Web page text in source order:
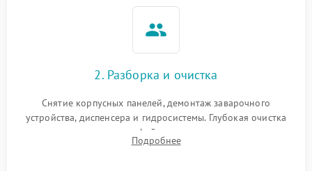
2. Разборка и очистка
Снятие корпусных панелей, демонтаж заварочного
устройства, диспенсера и гидросистемы. Глубокая очистка
внутренних узлов от кофейных масел, жмыха и накипи.
Промывка дренажных каналов и фильтров с использованием
Подробнее